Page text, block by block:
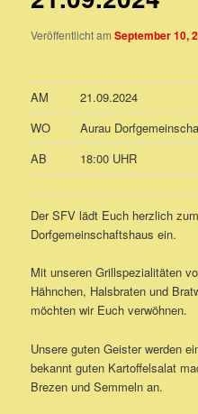
Veröffentlicht amSeptember 10,
AM
21.09.2024
WO
Aurau
AB
18:00 UHR
Der SFV lädt Euch herzlich
Dorfgemeinschaftshaus ein.
Mit unseren Grillspezialitäten
Hähnchen, Halsbraten und
möchten wir Euch verwöhnen.
Unsere guten Geister werden
bekannt guten Kartoffelsalat
Brezen und Semmeln an.